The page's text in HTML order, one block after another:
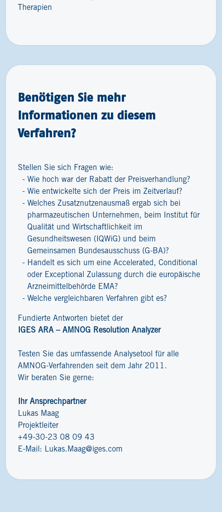
Therapien
Benötigen Sie mehr
Informationen zu diesem
Verfahren?
Stellen Sie sich Fragen wie:
Wie hoch war der Rabatt der Preisverhandlung?
Wie entwickelte sich der Preis im Zeitverlauf?
Welches Zusatznutzenausmaß ergab sich bei
pharmazeutischen Unternehmen, beim Institut für
Qualität und Wirtschaftlichkeit im
Gesundheitswesen (IQWiG) und beim
Gemeinsamen Bundesausschuss (G-BA)?
Handelt es sich um eine Accelerated, Conditional
oder Exceptional Zulassung durch die europäische
Arzneimittelbehörde EMA?
Welche vergleichbaren Verfahren gibt es?
Fundierte Antworten bietet der
IGES ARA – AMNOG Resolution Analyzer
Testen Sie das umfassende Analysetool für alle
AMNOG-Verfahrenden seit dem Jahr 2011.
Wir beraten Sie gerne:
Ihr Ansprechpartner
Lukas Maag
Projektleiter
+49-30-23 08 09 43
E-Mail: Lukas.Maag@iges.com